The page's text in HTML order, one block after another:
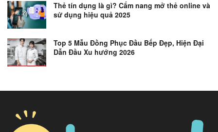
Thẻ tín dụng là gì? Cẩm nang mở thẻ online và
sử dụng hiệu quả 2025
Top 5 Mẫu Đồng Phục Đầu Bếp Đẹp, Hiện Đại
Dẫn Đầu Xu hướng 2026